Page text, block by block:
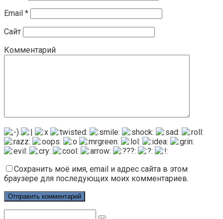
Email *
Сайт
Комментарий
Сохранить моё имя, email и адрес сайта в этом
браузере для последующих моих комментариев.